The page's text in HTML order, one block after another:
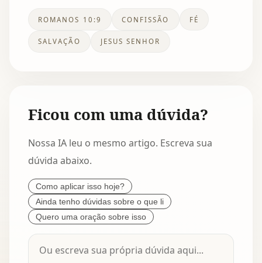
ROMANOS 10:9 CONFISSÃO FÉ
SALVAÇÃO JESUS SENHOR
Ficou com uma dúvida?
Nossa IA leu o mesmo artigo. Escreva sua
dúvida abaixo.
Como aplicar isso hoje?
Ainda tenho dúvidas sobre o que li
Quero uma oração sobre isso